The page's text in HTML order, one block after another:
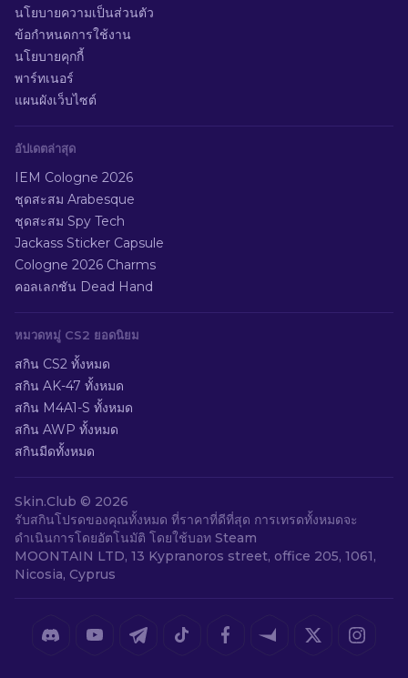
นโยบายความเป็นส่วนตัว
ข้อกำหนดการใช้งาน
นโยบายคุกกี้
พาร์ทเนอร์
แผนผังเว็บไซต์
อัปเดตล่าสุด
IEM Cologne 2026
ชุดสะสม Arabesque
ชุดสะสม Spy Tech
Jackass Sticker Capsule
Cologne 2026 Charms
คอลเลกชัน Dead Hand
หมวดหมู่ CS2 ยอดนิยม
สกิน CS2 ทั้งหมด
สกิน AK-47 ทั้งหมด
สกิน M4A1-S ทั้งหมด
สกิน AWP ทั้งหมด
สกินมีดทั้งหมด
Skin.Club © 2026
รับสกินโปรดของคุณทั้งหมด ที่ราคาที่ดีที่สุด การเทรดทั้งหมดจะ
ดำเนินการโดยอัตโนมัติ โดยใช้บอท Steam
MOONTAIN LTD, 13 Kypranoros street, office 205, 1061,
Nicosia, Cyprus